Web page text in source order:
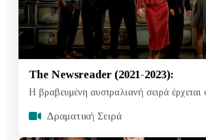
The Newsreader (2021-2023):
Η βραβευμένη αυστραλιανή σειρά
Δραματική Σειρά